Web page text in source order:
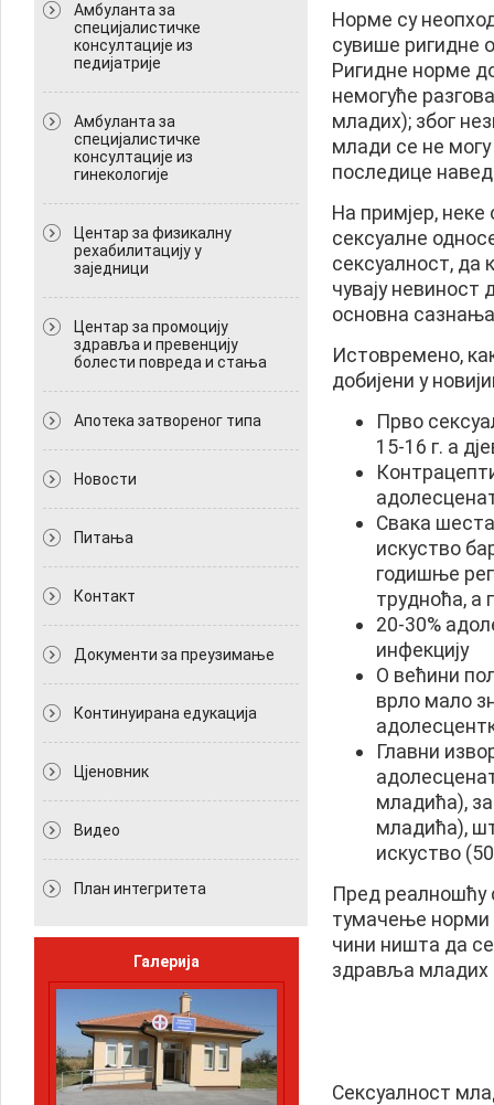
Амбуланта за
специјалистичке
консултације из
педијатрије
Амбуланта за
специјалистичке
консултације из
гинекологије
Центар за физикалну
рехабилитацију у
заједници
Центар за промоцију
здравља и превенцију
болести повреда и стања
Апотека затвореног типа
Новости
Питања
Контакт
Документи за преузимање
Континуирана едукација
Цјеновник
Видео
План интегритета
Галерија
Норме су
сувише ригидне
Ригидне норме
немогуће
младих); због
млади се не
последице
На примјер, неке
сексуалне
сексуалност, да
чувају невиност
основна
Истовремено,
добијени у
Прво
15-16 г. а
Свака шеста
искуство
годишње
трудноћа, а
20-30%
инфекцију
О већини
врло мало
Главни
младића),
младића),
искуство
Пред реалношћу
тумачење норми
чини ништа да
здравља младих
Сексуалност